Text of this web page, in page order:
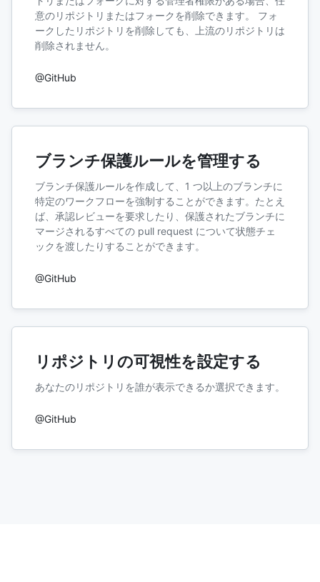
意のリポジトリまたはフォークを削除できます。 フォ
ークしたリポジトリを削除しても、上流のリポジトリは
削除されません。
@GitHub
ブランチ保護ルールを管理する
ブランチ保護ルールを作成して、1 つ以上のブランチに
特定のワークフローを強制することができます。たとえ
ば、承認レビューを要求したり、保護されたブランチに
マージされるすべての pull request について状態チェ
ックを渡したりすることができます。
@GitHub
リポジトリの可視性を設定する
あなたのリポジトリを誰が表示できるか選択できます。
@GitHub